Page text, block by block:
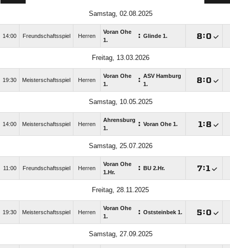
Samstag, 02.08.2025
14:00 Freundschaftsspiel Herren
Voran Ohe
1.
: Glinde 1. :
Freitag, 13.03.2026
19:30 Meisterschaftsspiel Herren
Voran Ohe
1.
: ASV Hamburg
1.
:
Samstag, 10.05.2025
14:00 Meisterschaftsspiel Herren
Ahrensburg
1.
: Voran Ohe 1. :
Samstag, 25.07.2026
11:00 Freundschaftsspiel Herren
Voran Ohe
1.Hr.
: BU 2.Hr. :
Freitag, 28.11.2025
19:30 Meisterschaftsspiel Herren
Voran Ohe
1.
: Oststeinbek 1. :
Samstag, 27.09.2025